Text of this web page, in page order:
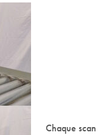
Chaque scan